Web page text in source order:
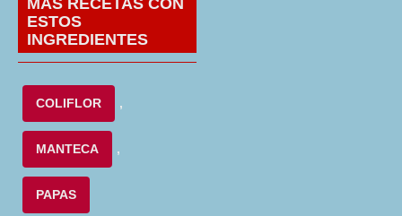
MÁS RECETAS CON
ESTOS
INGREDIENTES
COLIFLOR ,
MANTECA ,
PAPAS